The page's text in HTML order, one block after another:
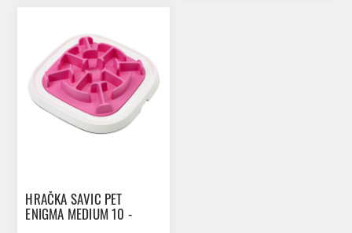
HRAČKA SAVIC PET
ENIGMA MEDIUM 10 -